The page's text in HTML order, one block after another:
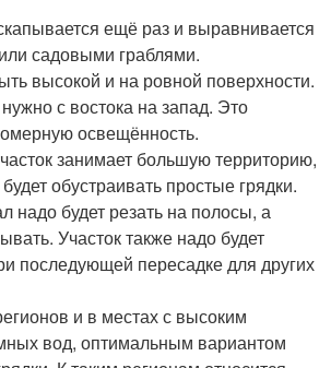
ещё раз и выравнивается
садовыми граблями.
высокой и на ровной поверхности.
с востока на запад. Это
освещённость.
занимает большую территорию,
обустраивать простые грядки.
надо будет резать на полосы, а
Участок также надо будет
последующей пересадке для других
и в местах с высоким
вод, оптимальным вариантом